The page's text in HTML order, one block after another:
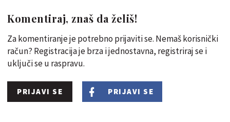
Komentiraj, znaš da želiš!
Za komentiranje je potrebno prijaviti se. Nemaš korisnički
račun? Registracija je brza i jednostavna, registriraj se i
uključi se u raspravu.
PRIJAVI SE PRIJAVI SE